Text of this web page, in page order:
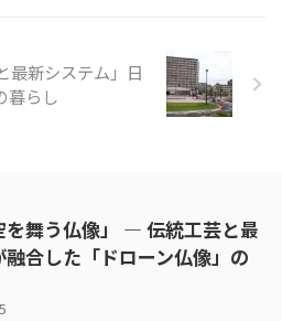
最新システム」日
暮らし
を舞う仏像」 ― 伝統工芸と最
合した「ドローン仏像」の